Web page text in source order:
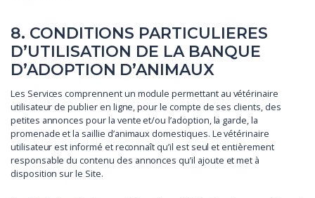
8. CONDITIONS PARTICULIERES
D’UTILISATION DE LA BANQUE
D’ADOPTION D’ANIMAUX
Les Services comprennent un module permettant au vétérinaire
utilisateur de publier en ligne, pour le compte de ses clients, des
petites annonces pour la vente et/ou l’adoption, la garde, la
promenade et la saillie d’animaux domestiques. Le vétérinaire
utilisateur est informé et reconnaît qu’il est seul et entièrement
responsable du contenu des annonces qu’il ajoute et met à
disposition sur le Site.